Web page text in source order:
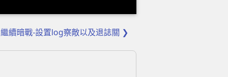
繼續暗戰-設置log察敵以及退誌關 ❯